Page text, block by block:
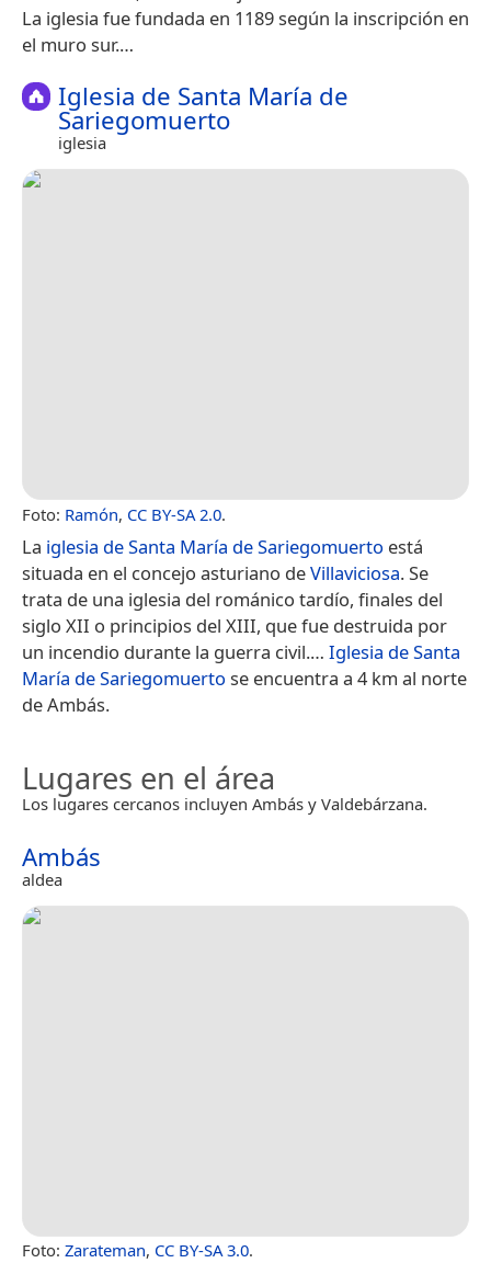
La iglesia fue fundada en 1189 según la inscripción en
el muro sur.​…
Iglesia de Santa María de
Sariegomuerto
iglesia
Foto: Ramón, CC BY-SA 2.0.
La iglesia de Santa María de Sariegomuerto está
situada en el concejo asturiano deVillaviciosa. Se
trata de una iglesia del románico tardío, finales del
siglo XII o principios del XIII, que fue destruida por
un incendio durante la guerra civil.​… Iglesia de Santa
María de Sariegomuerto se encuentra a 4 km al norte
de Ambás.
Lugares en el área
Los lugares cercanos incluyen Ambás y Valdebárzana.
Ambás
aldea
Foto: Zarateman, CC BY-SA 3.0.